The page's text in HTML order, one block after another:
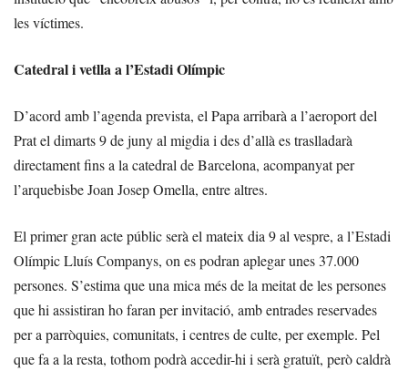
les víctimes.
Catedral i vetlla a l’Estadi Olímpic
D’acord amb l’agenda prevista, el Papa arribarà a l’aeroport del
Prat el dimarts 9 de juny al migdia i des d’allà es traslladarà
directament fins a la catedral de Barcelona, acompanyat per
l’arquebisbe Joan Josep Omella, entre altres.
El primer gran acte públic serà el mateix dia 9 al vespre, a l’Estadi
Olímpic Lluís Companys, on es podran aplegar unes 37.000
persones. S’estima que una mica més de la meitat de les persones
que hi assistiran ho faran per invitació, amb entrades reservades
per a parròquies, comunitats, i centres de culte, per exemple. Pel
que fa a la resta, tothom podrà accedir-hi i serà gratuït, però caldrà